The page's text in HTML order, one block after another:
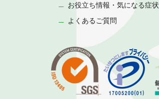
お役立ち情報・気になる症状
よくあるご質問